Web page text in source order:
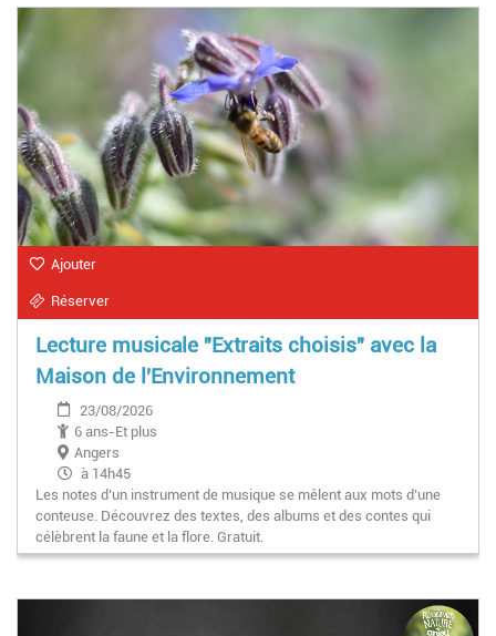
Ajouter
Réserver
Lecture musicale "Extraits choisis" avec la
Maison de l'Environnement
23/08/2026
6 ans-Et plus
Angers
à 14h45
Les notes d’un instrument de musique se mêlent aux mots d’une
conteuse. Découvrez des textes, des albums et des contes qui
célèbrent la faune et la flore. Gratuit.